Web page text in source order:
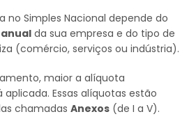
no Simples Nacional depende do
da sua empresa e do tipo de
(comércio, serviços ou indústria).
maior a alíquota
Essas alíquotas estão
chamadas Anexos (de I a V).